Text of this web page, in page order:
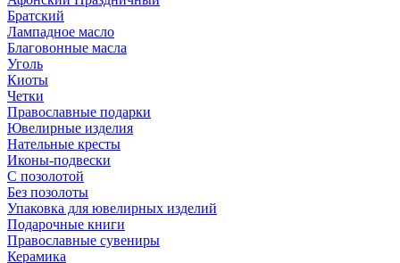
Братский
Лампадное масло
Благовонные масла
Уголь
Киоты
Четки
Православные подарки
Ювелирные изделия
Нательные кресты
Иконы-подвески
С позолотой
Без позолоты
Упаковка для ювелирных изделий
Подарочные книги
Православные сувениры
Керамика